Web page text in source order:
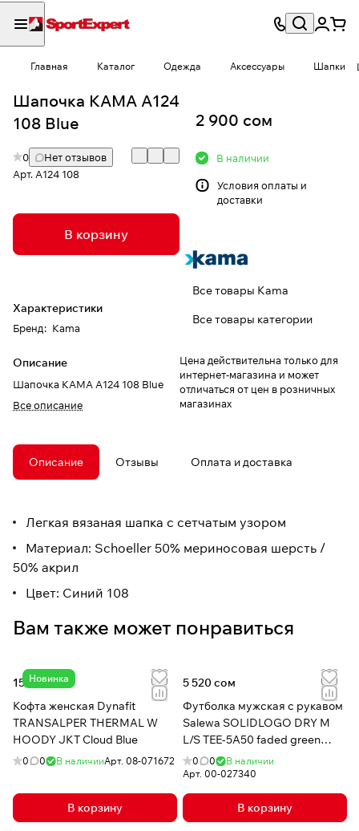
Главная Каталог Одежда Аксессуары Шапки
Шапочка КАМА A124
108 Blue
0
Нет отзывов
Арт. A124 108
В корзину
Характеристики
Бренд: Kama
Описание
Шапочка КАМА A124 108 Blue
Все описание
2 900 сом
В наличии
Условия оплаты и
доставки
Все товары Kama
Все товары категории
Цена действительна только для
интернет-магазина и может
отличаться от цен в розничных
магазинах
Описание Отзывы Оплата и доставка
Легкая вязаная шапка с сетчатым узором
Материал: Schoeller 50% мериносовая шерсть /
50% акрил
Цвет: Синий 108
Вам также может понравиться
Новинка
15 550 сом
Кофта женская Dynafit
TRANSALPER THERMAL W
HOODY JKT Cloud Blue
0 0 В наличииАрт. 08-071672
В корзину
5 520 сом
Футболка мужская с рукавом
Salewa SOLIDLOGO DRY M
L/S TEE-5A50 faded green
186г dry'ton jersey
0 0
В наличии
Арт. 00-027340
В корзину